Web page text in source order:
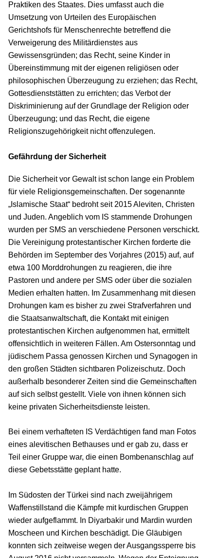
Praktiken des Staates. Dies umfasst auch die
Umsetzung von Urteilen des Europäischen
Gerichtshofs für Menschenrechte betreffend die
Verweigerung des Militärdienstes aus
Gewissensgründen; das Recht, seine Kinder in
Übereinstimmung mit der eigenen religiösen oder
philosophischen Überzeugung zu erziehen; das Recht,
Gottesdienststätten zu errichten; das Verbot der
Diskriminierung auf der Grundlage der Religion oder
Überzeugung; und das Recht, die eigene
Religionszugehörigkeit nicht offenzulegen.
Gefährdung der Sicherheit
Die Sicherheit vor Gewalt ist schon lange ein Problem
für viele Religionsgemeinschaften. Der sogenannte
„Islamische Staat“ bedroht seit 2015 Aleviten, Christen
und Juden. Angeblich vom IS stammende Drohungen
wurden per SMS an verschiedene Personen verschickt.
Die Vereinigung protestantischer Kirchen forderte die
Behörden im September des Vorjahres (2015) auf, auf
etwa 100 Morddrohungen zu reagieren, die ihre
Pastoren und andere per SMS oder über die sozialen
Medien erhalten hatten. Im Zusammenhang mit diesen
Drohungen kam es bisher zu zwei Strafverfahren und
die Staatsanwaltschaft, die Kontakt mit einigen
protestantischen Kirchen aufgenommen hat, ermittelt
offensichtlich in weiteren Fällen. Am Ostersonntag und
jüdischem Passa genossen Kirchen und Synagogen in
den großen Städten sichtbaren Polizeischutz. Doch
außerhalb besonderer Zeiten sind die Gemeinschaften
auf sich selbst gestellt. Viele von ihnen können sich
keine privaten Sicherheitsdienste leisten.
Bei einem verhafteten IS Verdächtigen fand man Fotos
eines alevitischen Bethauses und er gab zu, dass er
Teil einer Gruppe war, die einen Bombenanschlag auf
diese Gebetsstätte geplant hatte.
Im Südosten der Türkei sind nach zweijährigem
Waffenstillstand die Kämpfe mit kurdischen Gruppen
wieder aufgeflammt. In Diyarbakir und Mardin wurden
Moscheen und Kirchen beschädigt. Die Gläubigen
konnten sich zeitweise wegen der Ausgangssperre bis